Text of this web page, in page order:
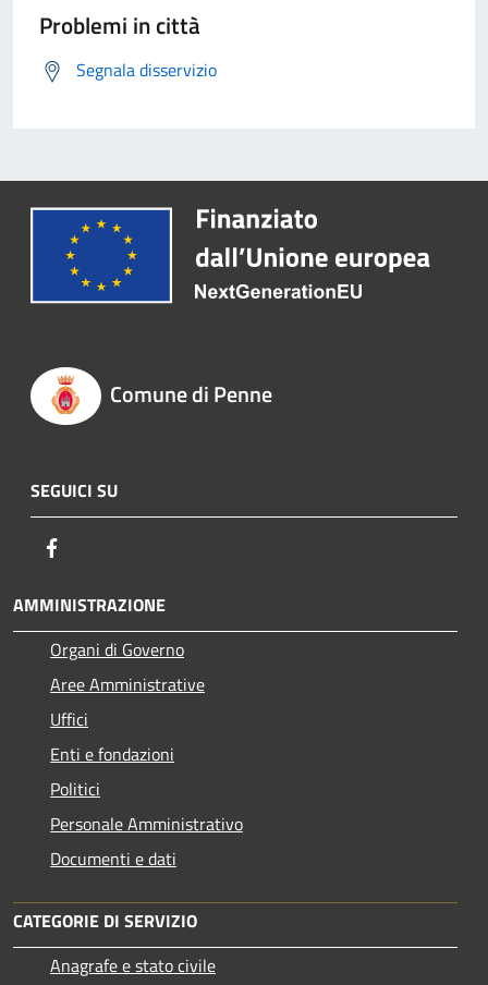
Problemi in città
Segnala disservizio
Comune di Penne
SEGUICI SU
AMMINISTRAZIONE
Organi di Governo
Aree Amministrative
Uffici
Enti e fondazioni
Politici
Personale Amministrativo
Documenti e dati
CATEGORIE DI SERVIZIO
Anagrafe e stato civile